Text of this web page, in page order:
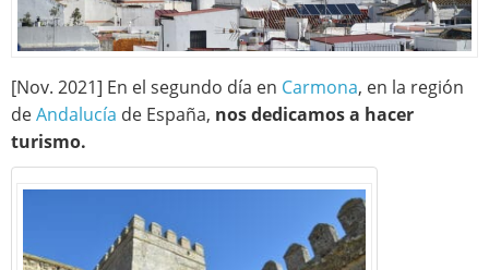
[Nov. 2021] En el segundo día en Carmona, en la región
deAndalucía de España, nos dedicamos a hacer
turismo.